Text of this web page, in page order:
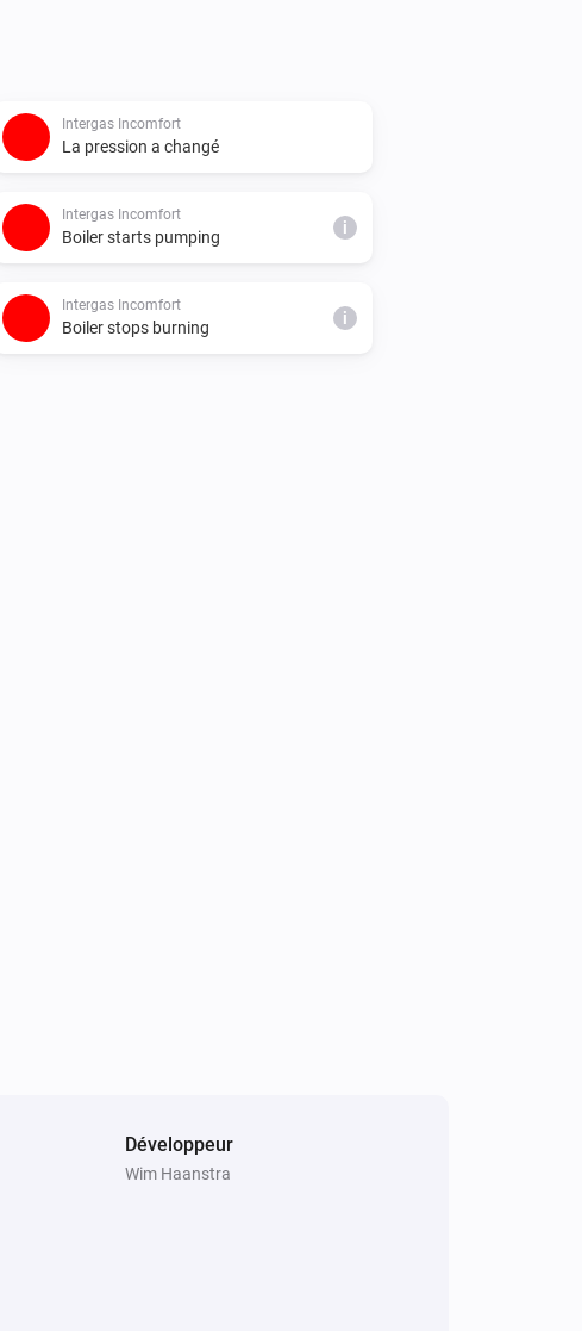
Intergas Incomfort
La pression a changé
Intergas Incomfort
Boiler starts pumping i
Intergas Incomfort
Boiler stops burning i
Développeur
Wim Haanstra